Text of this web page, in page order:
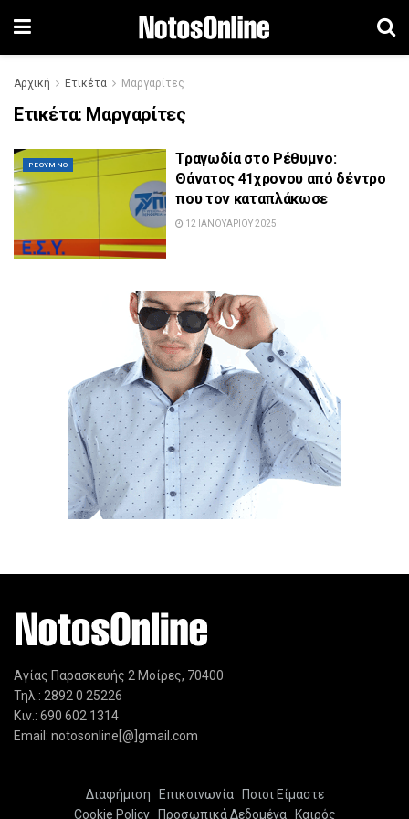
Αρχική Ετικέτα Μαργαρίτες
Ετικέτα: Μαργαρίτες
ΡΈΘΥΜΝΟ
Τραγωδία στο Ρέθυμνο:
Θάνατος 41χρονου από δέντρο
που τον καταπλάκωσε
12 ΙΑΝΟΥΑΡΊΟΥ 2025
Αγίας Παρασκευής 2 Μοίρες, 70400
Τηλ.: 2892 0 25226
Κιν.: 690 602 1314
Email: notosonline[@]gmail.com
Διαφήμιση Επικοινωνία Ποιοι Είμαστε
Cookie Policy Προσωπικά Δεδομένα Καιρός